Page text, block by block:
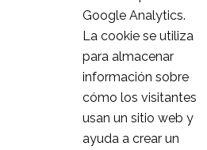
Google Analytics.
La cookie se utiliza
para almacenar
información sobre
cómo los visitantes
usan un sitio web y
ayuda a crear un